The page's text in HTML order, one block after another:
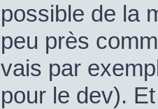
possible de la
peu près
vais par
pour le dev).